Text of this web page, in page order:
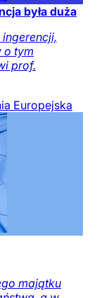
była duża
o tym
prof.
Europejska
majątku